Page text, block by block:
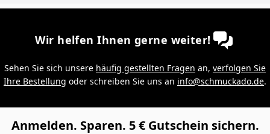
Wir helfen Ihnen gerne weiter!
Sehen Sie sich unsere häufig gestellten Fragen an, verfolgen Sie
Ihre Bestellung oder schreiben Sie uns an info@schmuckado.de.
Anmelden. Sparen. 5 € Gutschein sichern.